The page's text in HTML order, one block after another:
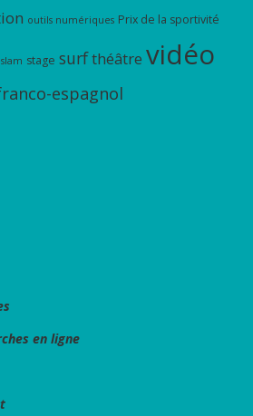
outils numériques Prix de la sportivité
slam stage surfthéâtre vidéo
espagnol
en ligne